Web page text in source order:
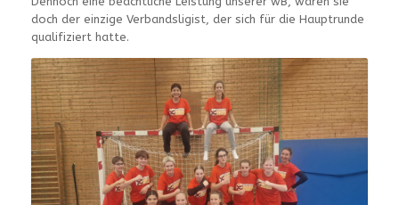
doch der einzige Verbandsligist, der sich für die Hauptrunde
qualifiziert hatte.